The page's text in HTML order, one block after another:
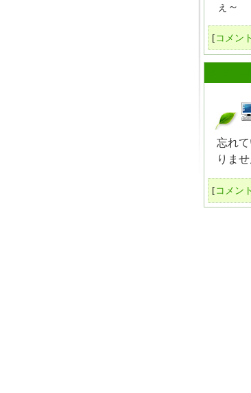
ぇ～
[コメン
忘れ
りませ
[コメン